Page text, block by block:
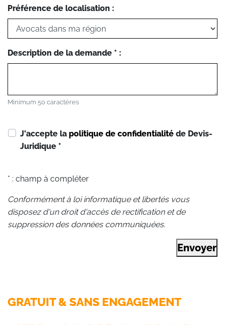
Préférence de localisation :
Description de la demande * :
Minimum 50 caractères
J'accepte la politique de confidentialité de Devis-
Juridique *
* : champ à compléter
Conformément à loi informatique et libertés vous
disposez d'un droit d'accès de rectification et de
suppression des données communiquées.
Envoyer
GRATUIT & SANS ENGAGEMENT